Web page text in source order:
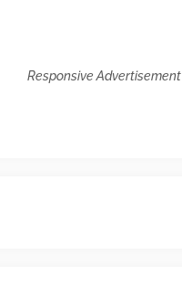
Responsive Advertisement